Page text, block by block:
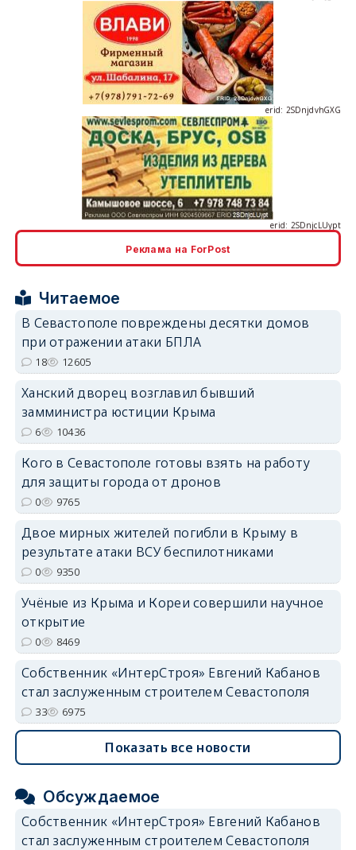
erid: 2SDnjdvhGXG
erid: 2SDnjdvhGXG
Реклама на ForPost
Читаемое
В Севастополе повреждены десятки домов
при отражении атаки БПЛА
18 12605
Ханский дворец возглавил бывший
замминистра юстиции Крыма
6 10436
Кого в Севастополе готовы взять на работу
для защиты города от дронов
0 9765
Двое мирных жителей погибли в Крыму в
результате атаки ВСУ беспилотниками
0 9350
Учёные из Крыма и Кореи совершили научное
открытие
0 8469
Собственник «ИнтерСтроя» Евгений Кабанов
стал заслуженным строителем Севастополя
33 6975
Показать все новости
Обсуждаемое
Собственник «ИнтерСтроя» Евгений Кабанов
стал заслуженным строителем Севастополя